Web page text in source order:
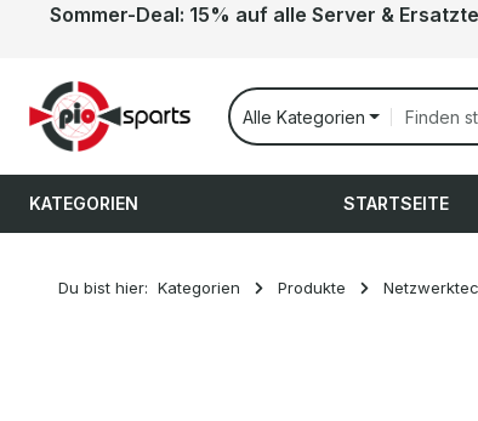
Hauptinhalt springen
Zur Suche springen
Zur Hauptnavigation springen
Sommer-Deal: 15% auf alle Server &
Alle Kategorien
KATEGORIEN STARTSEITE
Du bist hier: Kategorien Produkte